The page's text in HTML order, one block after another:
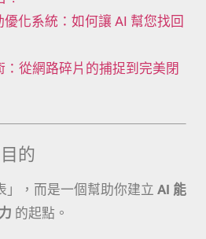
優化系統：如何讓 AI 幫您找回
：從網路碎片的捕捉到完美閉
的
」，而是一個幫助你建立 AI 能
的起點。